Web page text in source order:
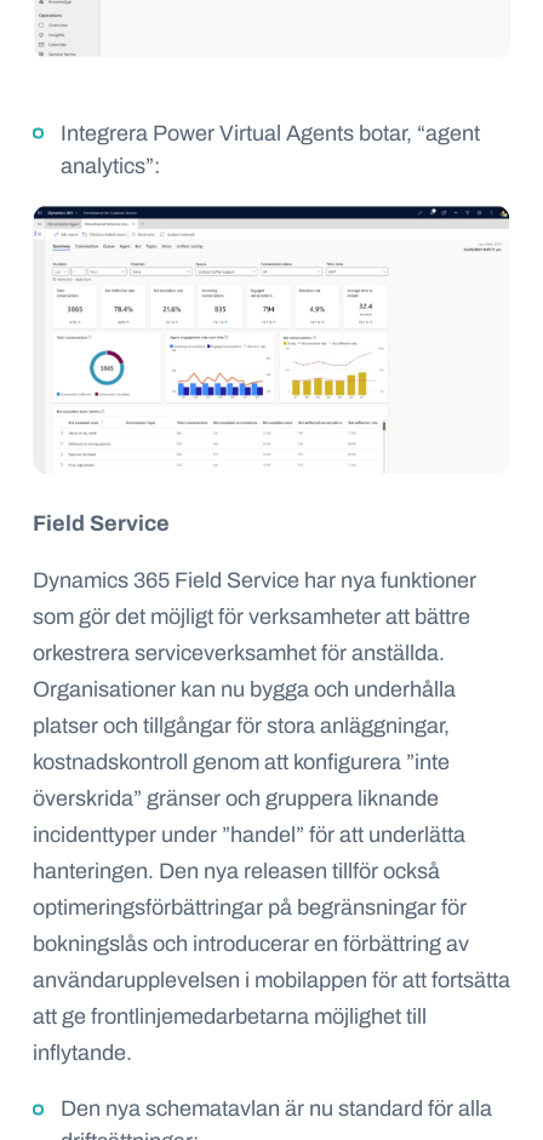
Integrera Power Virtual Agents botar, “agent
analytics”:
Field Service
Dynamics 365 Field Service har nya funktioner
som gör det möjligt för verksamheter att bättre
orkestrera serviceverksamhet för anställda.
Organisationer kan nu bygga och underhålla
platser och tillgångar för stora anläggningar,
kostnadskontroll genom att konfigurera ”inte
överskrida” gränser och gruppera liknande
incidenttyper under ”handel” för att underlätta
hanteringen. Den nya releasen tillför också
optimeringsförbättringar på begränsningar för
bokningslås och introducerar en förbättring av
användarupplevelsen i mobilappen för att fortsätta
att ge frontlinjemedarbetarna möjlighet till
inflytande.
Den nya schematavlan är nu standard för alla